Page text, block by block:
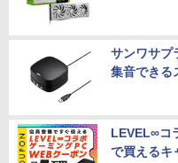
サンワサプ
集音できる
LEVEL∞コ
で買えるキ